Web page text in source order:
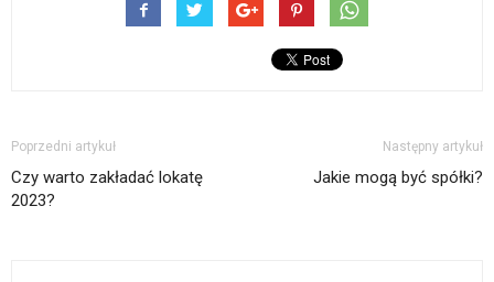
Poprzedni artykuł
Czy warto zakładać lokatę
2023?
Następny artykuł
Jakie mogą być spółki?